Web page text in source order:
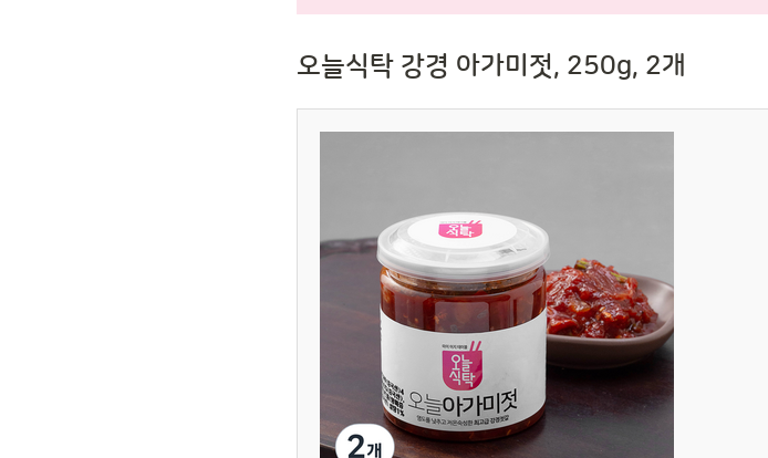
오늘식탁 강경 아가미젓, 250g, 2개